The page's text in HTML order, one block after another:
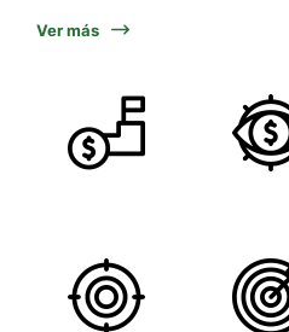
Ver más